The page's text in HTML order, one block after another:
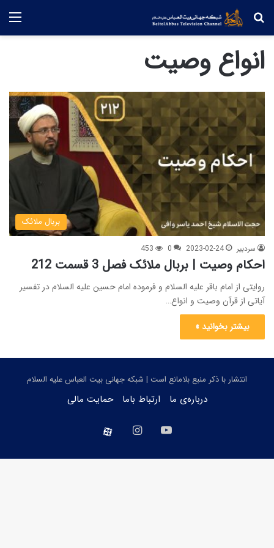
جستجو
انواع وصیت
بربال ملائک
سردبیر 2023-02-24
0
453
احکام وصیت | بربال ملائک فصل 3 قسمت 212
روایتی از امام باقر علیه السلام و فرموده امام حسین علیه السلام در تفسیر
آیاتی از قرآن وصیت و انواع…
بیشتر بخوانید »
انتشار با ذکر منبع بلامانع است | شبکه جهانی بیت العباس علیه السلام
درباره‌ی ما ارتباط باما حمایت مالی
یوتیوب اینستاگرام